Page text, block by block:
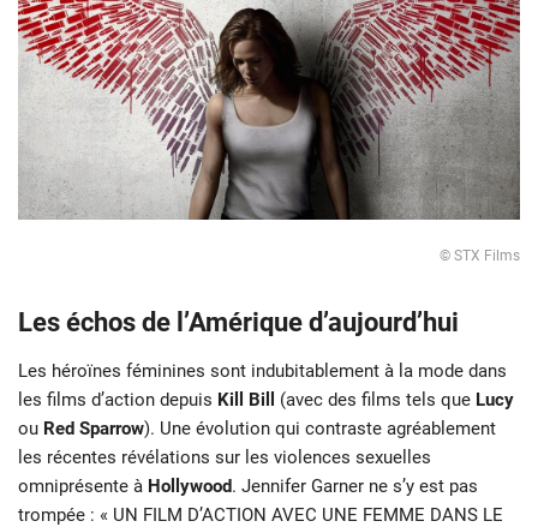
© STX Films
Les échos de l’Amérique d’aujourd’hui
Les héroïnes féminines sont indubitablement à la mode dans
les films d’action depuis Kill Bill (avec des films tels que Lucy
ou Red Sparrow). Une évolution qui contraste agréablement
les récentes révélations sur les violences sexuelles
omniprésente à Hollywood. Jennifer Garner ne s’y est pas
trompée : « UN FILM D’ACTION AVEC UNE FEMME DANS LE